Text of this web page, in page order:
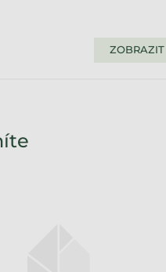
ZOBRAZIT